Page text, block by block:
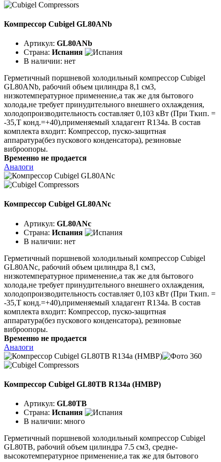
Компрессор Cubigel GL80ANb
Артикул: GL80ANb
Страна: Испания
В наличии: нет
Герметичный поршневой холодильный компрессор Cubigel
GL80ANb, рабочий объем цилиндра 8,1 см3,
низкотемпературное применение,а так же для бытового
холода,не требует принудительного внешнего охлаждения,
холодопроизводительность составляет 0,103 кВт (При Ткип. =
-35,Т конд.=+40),применяемый хладагент R134a. В состав
комплекта входит: Компрессор, пуско-защитная
аппаратура(без пускового конденсатора), резиновые
виброопоры.
Временно не продается
Аналоги
Компрессор Cubigel GL80ANc
Артикул: GL80ANc
Страна: Испания
В наличии: нет
Герметичный поршневой холодильный компрессор Cubigel
GL80ANc, рабочий объем цилиндра 8,1 см3,
низкотемпературное применение,а так же для бытового
холода,не требует принудительного внешнего охлаждения,
холодопроизводительность составляет 0,103 кВт (При Ткип. =
-35,Т конд.=+40),применяемый хладагент R134a. В состав
комплекта входит: Компрессор, пуско-защитная
аппаратура(без пускового конденсатора), резиновые
виброопоры.
Временно не продается
Аналоги
Компрессор Cubigel GL80TB R134a (HMBP)
Артикул: GL80TB
Страна: Испания
В наличии: много
Герметичный поршневой холодильный компрессор Cubigel
GL80TB, рабочий объем цилиндра 7.5 см3, средне-
высокотемпературное применение,а так же для бытового